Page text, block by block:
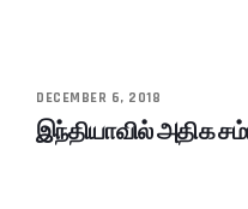
DECEMBER 6, 2018
இந்தியாவில் அதிக